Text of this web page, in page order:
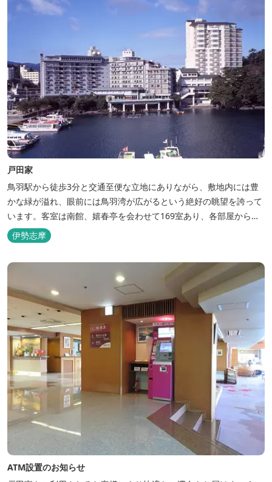
戸田家
鳥羽駅から徒歩3分と交通至便な立地にありながら、敷地内には豊
かな緑が溢れ、眼前には鳥羽湾が広がるという絶好の眺望を誇って
います。客室は南館、嬉春亭を会わせて169室あり、各部屋からの
景観の美しさも格別。伊勢湾で揚がった海の幸を使った会席料理も
自慢です。 旅の疲れを癒すには、男女あわせて13湯と足湯2湯の
湯巡りは最高です。野趣溢れる野天風呂、ゆったりとつくろげる大
伊勢志摩
ATM設置のお知らせ